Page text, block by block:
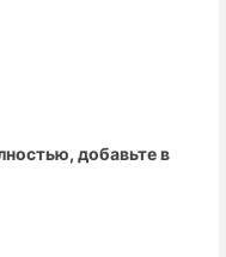
добавьте в